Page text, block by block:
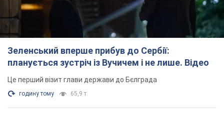
поспіль тривають масові мітинги з
картонками. Фото і відео
Учасники акцій продовжують серію щоденних протестів
2 години тому 1,9 т.
Сенат США схвалив законопроєкт Грема про
санкції проти Росії: що далі